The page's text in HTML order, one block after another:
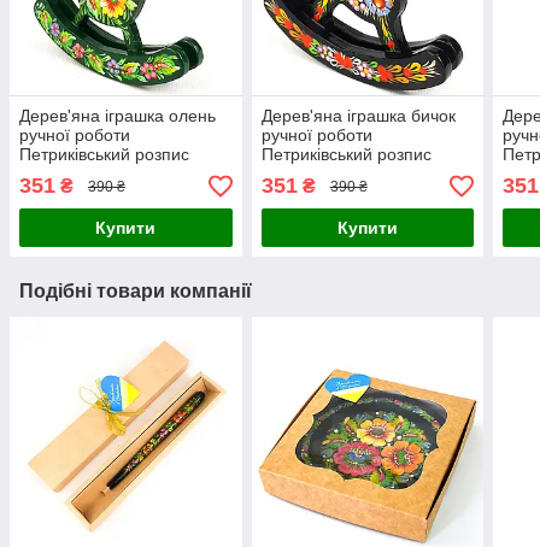
Дерев'яна іграшка олень
ручної роботи
Петриківський розпис
11х11 см ЗЕЛЕНИЙ
Український сувенір
351 ₴ 390 ₴
Купити
Дерев'яна іграшка бичок
ручної роботи
Петриківський розпис
11х10 см У КВІТАХ
Український сувенір
351₴ 390 ₴
Купити
351
Подібні товари компанії